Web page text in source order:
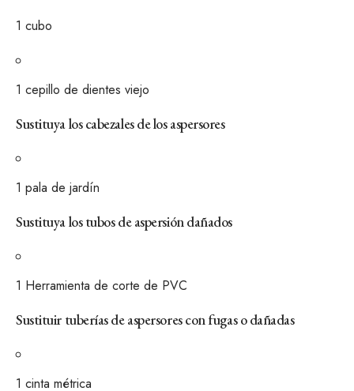
1 cubo
1 cepillo de dientes viejo
Sustituya los cabezales de los aspersores
1 pala de jardín
Sustituya los tubos de aspersión dañados
1 Herramienta de corte de PVC
Sustituir tuberías de aspersores con fugas o dañadas
1 cinta métrica